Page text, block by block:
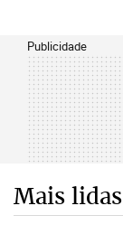
Publicidade
Mais lidas